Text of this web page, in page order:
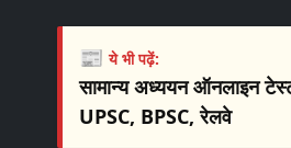
📰ये भी पढ़ें:
सामान्य अध्ययन ऑनलाइन
UPSC, BPSC, रेलवे